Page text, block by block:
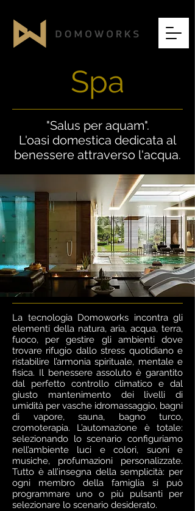
Spa
"Salus per aquam".
L'oasi domestica dedicata al
benessere attraverso l'acqua.
La tecnologia Domoworks incontra gli
elementi della natura, aria, acqua, terra,
fuoco, per gestire gli ambienti dove
trovare rifugio dallo stress quotidiano e
ristabilire l’armonia spirituale, mentale e
fisica. Il benessere assoluto è garantito
dal perfetto controllo climatico e dal
giusto mantenimento dei livelli di
umidità per vasche idromassaggio, bagni
di vapore, sauna, bagno turco,
cromoterapia. L’automazione è totale:
selezionando lo scenario configuriamo
nell’ambiente luci e colori, suoni e
musiche, profumazioni personalizzate.
Tutto è all’insegna della semplicità: per
ogni membro della famiglia si può
programmare uno o più pulsanti per
selezionare lo scenario desiderato.